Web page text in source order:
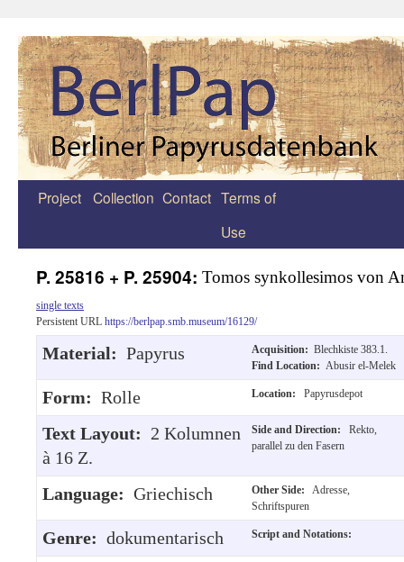
Zum
Project Collection Contact Terms of
Use
P. 25816 + P. 25904: Tomos synkollesimos von
single texts
Persistent URL https://berlpap.smb.museum/16129/
Material: Papyrus Acquisition: Blechkiste 383.1.
Find Location: Abusir el-Melek
Form: Rolle Location: Papyrusdepot
Text Layout: 2 Kolumnen
à 16 Z.
Side and Direction:
Rekto,
parallel zu den Fasern
Language: Griechisch Other Side:
Adresse,
Schriftspuren
Genre: dokumentarisch Script and Notations: